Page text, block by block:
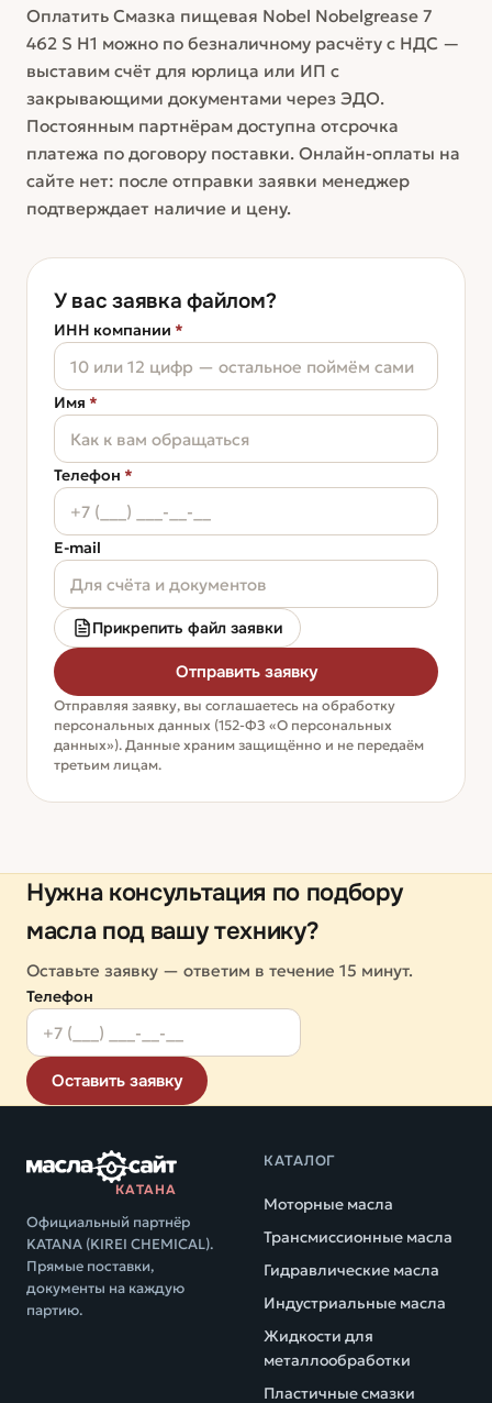
Оплатить Смазка пищевая Nobel Nobelgrease 7
462 S H1 можно по безналичному расчёту с НДС —
выставим счёт для юрлица или ИП с
закрывающими документами через ЭДО.
Постоянным партнёрам доступна отсрочка
платежа по договору поставки. Онлайн-оплаты на
сайте нет: после отправки заявки менеджер
подтверждает наличие и цену.
У вас заявка файлом?
ИНН компании *
Имя *
Телефон *
E-mail
Прикрепить файл заявки
Отправить заявку
Отправляя заявку, вы соглашаетесь на обработку
персональных данных (152-ФЗ «О персональных
данных»). Данные храним защищённо и не передаём
третьим лицам.
Нужна консультация по подбору
масла под вашу технику?
Оставьте заявку — ответим в течение 15 минут.
Телефон
Оставить заявку
КАТАНА
Официальный партнёр
KATANA (KIREI CHEMICAL).
Прямые поставки,
документы на каждую
партию.
КАТАЛОГ
Моторные масла
Трансмиссионные масла
Гидравлические масла
Индустриальные масла
Жидкости для
металлообработки
Пластичные смазки